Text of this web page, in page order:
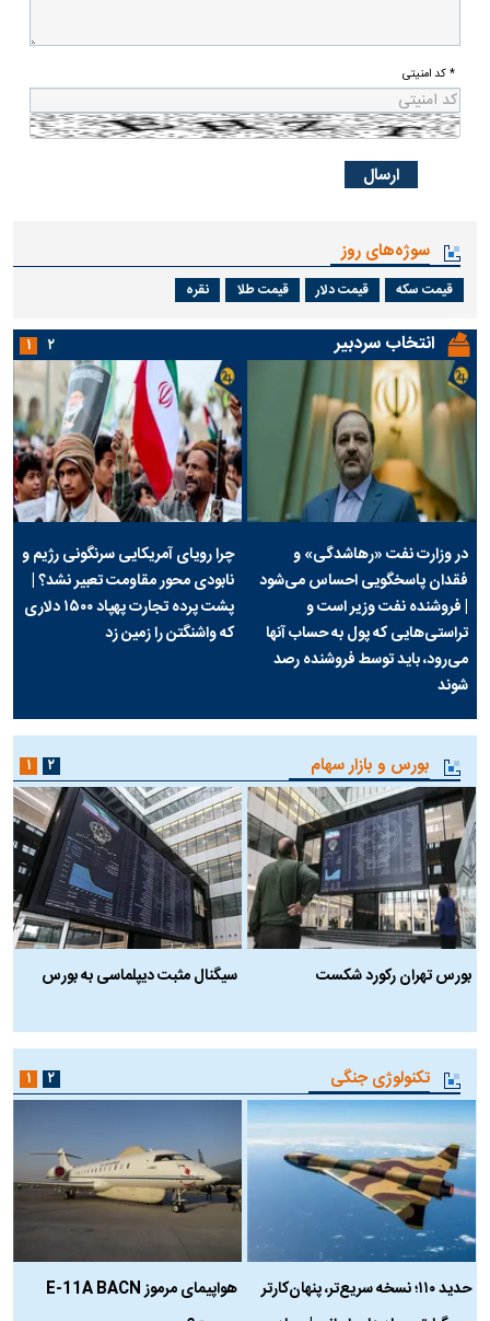
* کد امنیتی
سوژه‌های روز
قیمت سکه قیمت دلار قیمت طلا نقره
انتخاب سردبیر
در وزارت نفت «رهاشدگی» و
فقدان پاسخگویی احساس می‌شود
| فروشنده نفت وزیر است و
تراستی‌هایی که پول به حساب آنها
می‌رود، باید توسط فروشنده رصد
شوند
چرا رویای آمریکایی سرنگونی رژیم و
نابودی محور مقاومت تعبیر نشد؟ |
پشت پرده تجارت پهپاد‌ ۱۵۰۰ دلاری
که واشنگتن را زمین زد
۱ ۲
بورس و بازار سهام
بورس تهران رکورد شکست
سیگنال مثبت دیپلماسی به بورس
۱ ۲
تکنولوژی جنگی
حدید ۱۱۰؛ نسخه سریع‌تر، پنهان‌کارتر
هواپیمای مرموز E-11A BACN
۱ ۲